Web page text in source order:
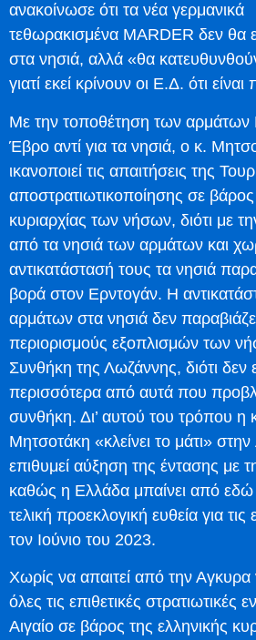
ανακοίνωσε ότι τα νέα γερμανικά
τεθωρακισμένα MARDER δεν θα
στα νησιά, αλλά «θα
γιατί εκεί κρίνουν οι Ε.Δ. ότι
Με την τοποθέτηση των αρμάτων
Έβρο αντί για τα νησιά, ο κ.
ικανοποιεί τις απαιτήσεις της
αποστρατιωτικοποίησης σε βάρος
κυριαρχίας των νήσων, διότι με
από τα νησιά των αρμάτων και
αντικατάστασή τους τα νησιά
βορά στον Ερντογάν. Η
αρμάτων στα νησιά δεν
περιορισμούς εξοπλισμών των
Συνθήκη της Λωζάννης, διότι δεν
περισσότερα από αυτά που
συνθήκη. Δι’ αυτού του τρόπου η
Μητσοτάκη «κλείνει το μάτι»
επιθυμεί αύξηση της έντασης με
καθώς η Ελλάδα μπαίνει από εδώ
τελική προεκλογική ευθεία για τις
τον Ιούνιο του 2023.
Χωρίς να απαιτεί από την
όλες τις επιθετικές στρατιωτικές
Αιγαίο σε βάρος της ελληνικής